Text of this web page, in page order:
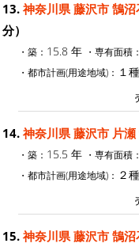
13. 神奈川県 藤沢市 鵠沼
分）
・築： 15.8 年 ・専有面積：
・都市計画(用途地域)： １
14. 神奈川県 藤沢市 片瀬
・築： 15.5 年 ・専有面積：
・都市計画(用途地域)： ２
15. 神奈川県 藤沢市 鵠沼